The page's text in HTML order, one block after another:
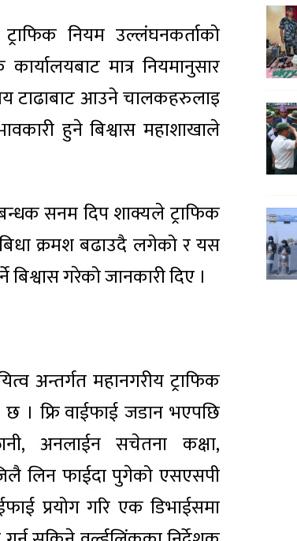
नियम उल्लंघनकर्ताको
मात्र नियमानुसार
टाढाबाट आउने चालकहरुलाइ
हुने बिश्वास महाशाखाले
सनम दिप शाक्यले ट्राफिक
सुबिधा क्रमश बढाउदै लगेको र यस
गरेको जानकारी दिए ।
अन्तर्गत महानगरीय ट्राफिक
छ । फ्रि वाईफाई जडान भएपछि
अनलाईन सचेतना कक्षा,
लिन फाईदा पुगेको एसएसपी
प्रयोग गरि एक डिभाईसमा